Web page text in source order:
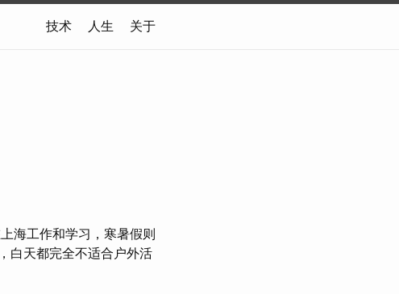
技术 人生 关于
海工作和学习，寒暑假则
白天都完全不适合户外活